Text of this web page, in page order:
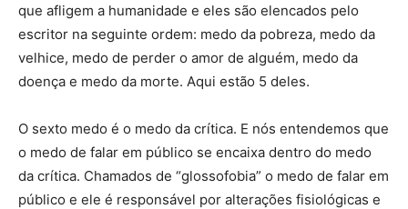
que afligem a humanidade e eles são elencados pelo
escritor na seguinte ordem: medo da pobreza, medo da
velhice, medo de perder o amor de alguém, medo da
doença e medo da morte. Aqui estão 5 deles.
O sexto medo é o medo da crítica. E nós entendemos que
o medo de falar em público se encaixa dentro do medo
da crítica. Chamados de “glossofobia” o medo de falar em
público e ele é responsável por alterações fisiológicas e